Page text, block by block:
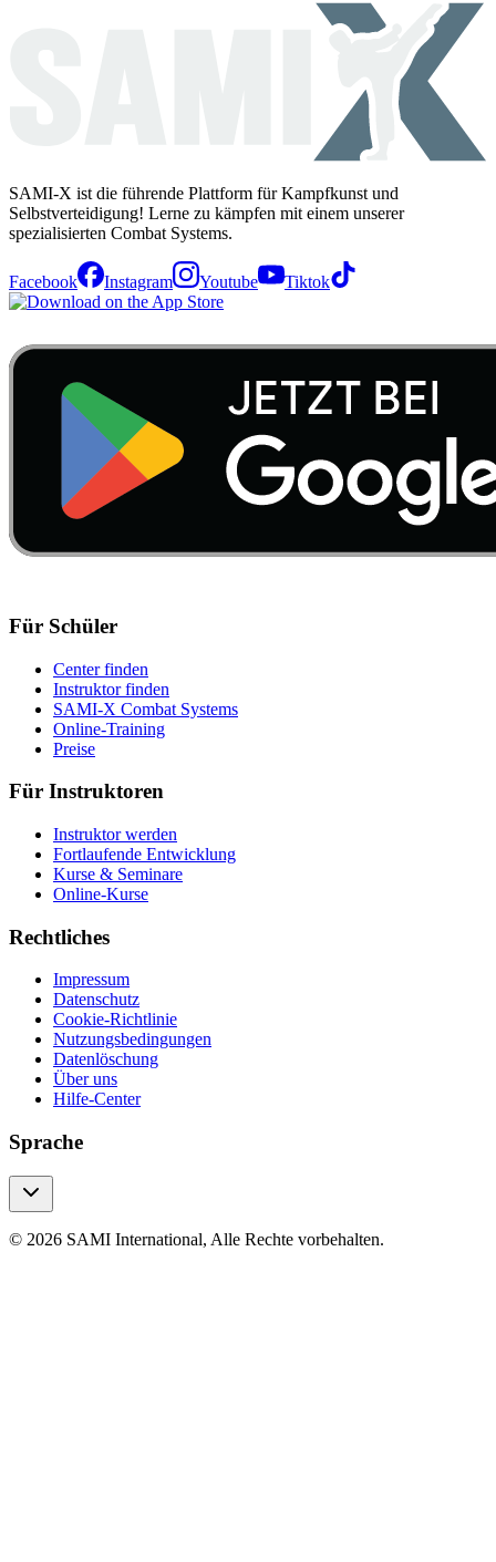
SAMI-X ist die führende Plattform für Kampfkunst und
Selbstverteidigung! Lerne zu kämpfen mit einem unserer
spezialisierten Combat Systems.
Facebook Instagram Youtube Tiktok
Für Schüler
Center finden
Instruktor finden
SAMI-X Combat Systems
Online-Training
Preise
Für Instruktoren
Instruktor werden
Fortlaufende Entwicklung
Kurse & Seminare
Online-Kurse
Rechtliches
Impressum
Datenschutz
Cookie-Richtlinie
Nutzungsbedingungen
Datenlöschung
Über uns
Hilfe-Center
Sprache
© 2026 SAMI International, Alle Rechte vorbehalten.